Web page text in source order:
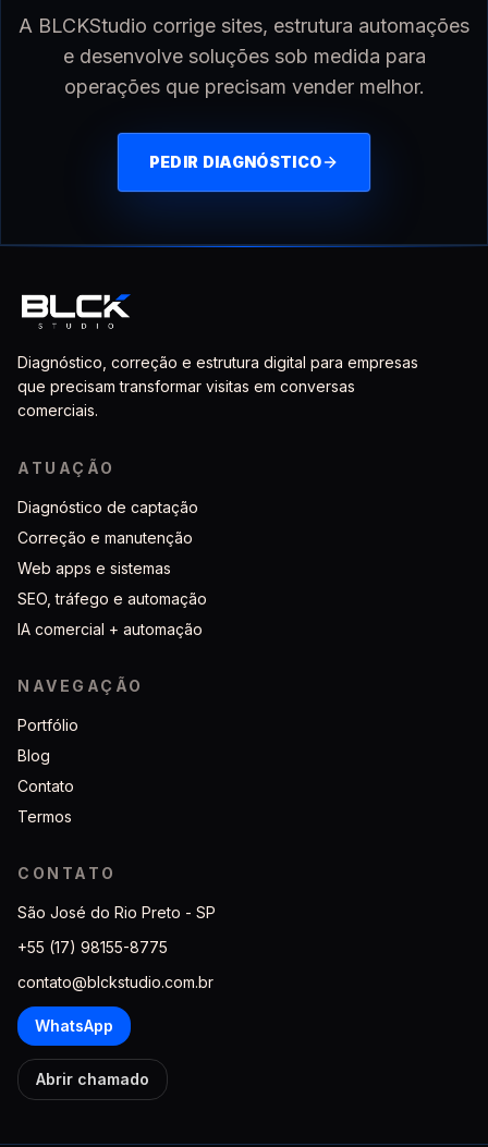
A BLCKStudio corrige sites, estrutura automações
e desenvolve soluções sob medida para
operações que precisam vender melhor.
PEDIR DIAGNÓSTICO
Diagnóstico, correção e estrutura digital para empresas
que precisam transformar visitas em conversas
comerciais.
ATUAÇÃO
Diagnóstico de captação
Correção e manutenção
Web apps e sistemas
SEO, tráfego e automação
IA comercial + automação
NAVEGAÇÃO
Portfólio
Blog
Contato
Termos
CONTATO
São José do Rio Preto - SP
+55 (17) 98155-8775
contato@blckstudio.com.br
WhatsApp
Abrir chamado